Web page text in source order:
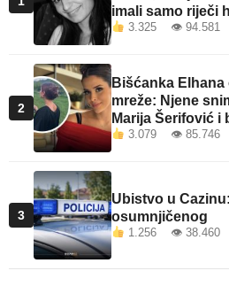
imali samo riječi
3.325 👁 94.581
2
Bišćanka
mreže: Njene
Marija Šerifović i
3.079 👁 85.746
3
Ubistvo u
osumnjičenog
1.256 👁 38.460